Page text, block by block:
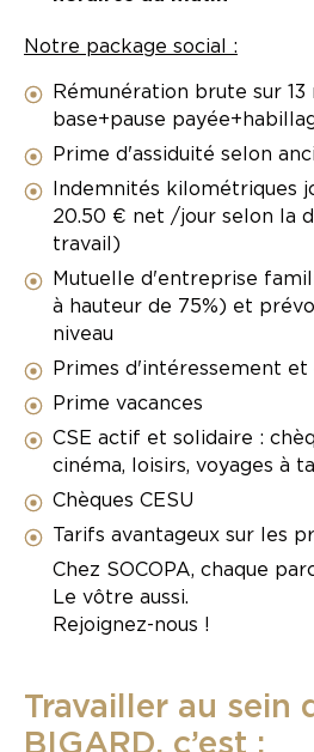
Notre package social :
Rémunération brute sur 13
base+pause
Prime d'assiduité selon
Indemnités kilométriques
20.50 € net /jour selon la
travail)
Mutuelle d'entreprise
à hauteur de 75%) et
niveau
Primes d'intéressement
Prime vacances
CSE actif et solidaire :
cinéma, loisirs, voyages à
Chèques CESU
Tarifs avantageux sur les
Chez SOCOPA, chaque
Le vôtre aussi.
Rejoignez-nous !
Travailler au sein
BIGARD, c’est :